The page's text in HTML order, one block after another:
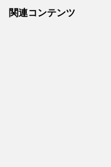
関連コンテンツ